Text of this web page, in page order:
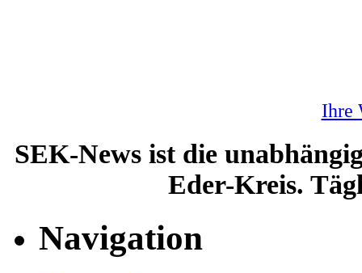
Ihre
SEK-News ist die
Eder-Kreis.
Navigation